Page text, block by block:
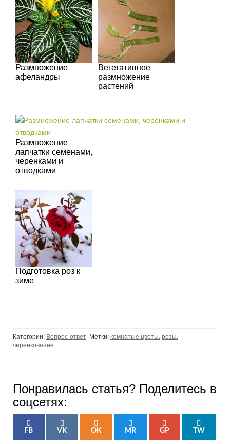
Размножение
афеландры
Вегетативное
размножение
растений
Размножение
лапчатки семенами,
черенками и
отводками
Подготовка роз к
зиме
Категории: Вопрос-ответ Метки: комнатые цветы розы
черенкование
Понравилась статья? Поделитесь в
соцсетях:
FB VK OK MR GP TW